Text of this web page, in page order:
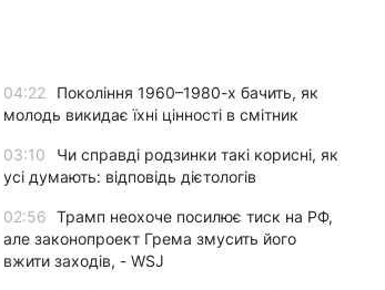
04:22
Покоління 1960–1980-х бачить, як
молодь викидає їхні цінності в смітник
03:10
Чи справді родзинки такі корисні, як
усі думають: відповідь дієтологів
02:56 Трамп неохоче посилює тиск на РФ,
але законопроект Грема змусить його
вжити заходів, - WSJ